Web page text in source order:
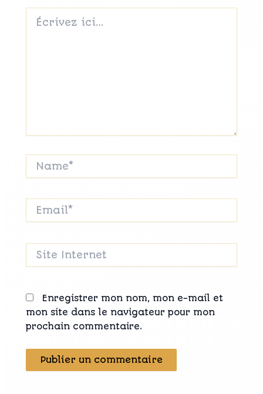
ici…
Email*
Site
Internet
Enregistrer mon nom, mon e-mail et
mon site dans le navigateur pour mon
prochain commentaire.